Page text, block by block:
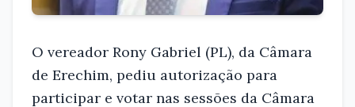
O vereador Rony Gabriel (PL), da Câmara
de Erechim, pediu autorização para
participar e votar nas sessões da Câmara